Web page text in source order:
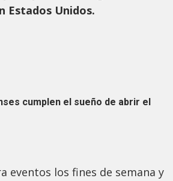
Estados Unidos.
cumplen el sueño de abrir el
eventos los fines de semana y